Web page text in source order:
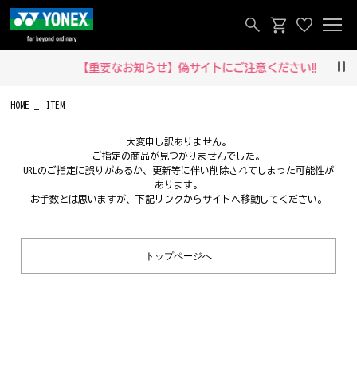
【重要なお知らせ】偽サイトにご注意ください‼
HOME ITEM
大変申し訳ありません。
ご指定の商品が見つかりませんでした。
URLのご指定に誤りがあるか、更新等に伴い削除されてしまった可能性が
あります。
お手数とは思いますが、下記リンクからサイトへ移動してください。
トップページへ